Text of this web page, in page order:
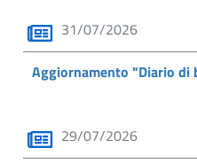
31/07/2026
Aggiornamento "Diario di
29/07/2026